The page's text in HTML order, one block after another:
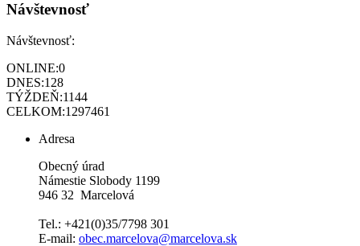
Návštevnosť
Návštevnosť:
ONLINE:0
DNES:128
TÝŽDEŇ:1144
CELKOM:1297461
Adresa
Obecný úrad
Námestie Slobody 1199
946 32 Marcelová
Tel.: +421(0)35/7798 301
E-mail: obec.marcelova@marcelova.sk